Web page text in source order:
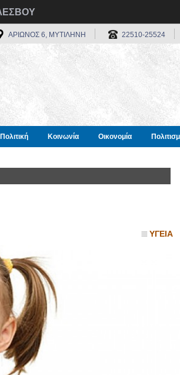
ΑΡΙΩΝΟΣ 6, ΜΥΤΙΛΗΝΗ 22510-25524
Πολιτική Κοινωνία Οικονομία
ΥΓΕΙΑ